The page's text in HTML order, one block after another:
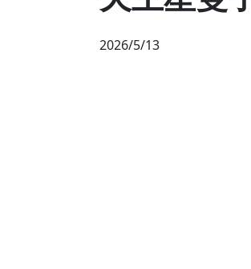
2026/5/13